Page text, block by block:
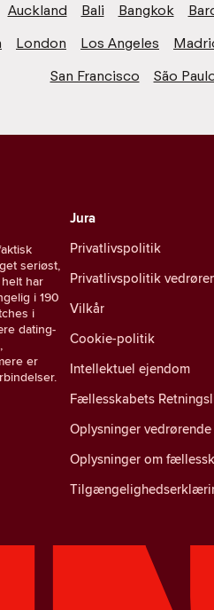
Auckland Bali Bangkok
London Los Angeles
San Francisco
São
seriøst,
har
i 190
i
dating-
er
Jura
Privatlivspolitik
Privatlivspolitik
Vilkår
Cookie-politik
Intellektuel ejendom
Fællesskabets
Oplysninger
Oplysninger om